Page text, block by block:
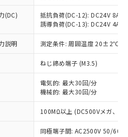
(DC)
抵抗負荷(DC-12): DC24V 8A/
誘導負荷(DC-13): DC24V 4A/
説明 測定条件: 周囲温度 20±2℃、
ねじ締め端子 (M3.5)
電気的: 最大30回/分
機械的: 最大30回/分
100MΩ以上 (DC500Vメガ、点
同極端子間: AC2500V 50/
、当社制御機器事業取扱
庫状況および標準価格
させていただくもので
事業取扱商品の中には、
対象外となる商品もある
ください。
び標準価格照会結果は、
更新日時点での社内デー
成されるものであり、閲
での実際の在庫および標
なる場合があることをご
RoHS指令（10物質）の
を調査中または確認中の
ンス料など無形物で、有
のない商品です。
り、非含有部品として
品と判明した場合などや
とがあります。
：
水銀(Hg) 1000ppm以下、 カド
以下、ポリ臭化ビフェニル
表
料含有率が中国RoHSの
ことを示します。
料含有率が中国RoHSの
ることを示します。
。当社販売部門へお問
値 (GB/T26572)：
ら貴社製品のうち、外国
国貿易法に定める商品
貨物等」という）を輸出
の提供する場合は、日本
許可(または役務取引許
るなどの必要な手続きを